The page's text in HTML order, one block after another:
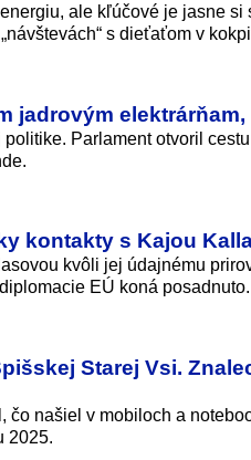
ale kľúčové je jasne
s dieťaťom v
jadrovým
Parlament otvoril
kontakty s Kajou
kvôli jej údajnému
EÚ koná posadnuto.
Starej Vsi.
našiel v mobiloch a
2025.